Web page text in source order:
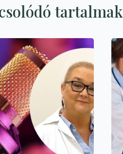
tartalmak